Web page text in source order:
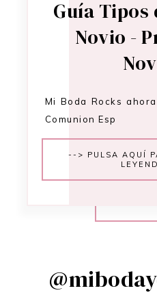
Guía Tipos
Novio -
Mi Boda Rocks
Comunion Esp
--> PULSA AQUÍ